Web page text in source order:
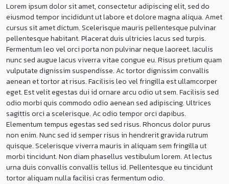
Lorem ipsum dolor sit amet, consectetur adipiscing elit, sed do
eiusmod tempor incididunt ut labore et dolore magna aliqua. Amet
cursus sit amet dictum. Scelerisque mauris pellentesque pulvinar
pellentesque habitant. Placerat duis ultricies lacus sed turpis.
Fermentum leo vel orci porta non pulvinar neque laoreet. Iaculis
nunc sed augue lacus viverra vitae congue eu. Risus pretium quam
vulputate dignissim suspendisse. Ac tortor dignissim convallis
aenean et tortor at risus. Facilisis leo vel fringilla est ullamcorper
eget. Est velit egestas dui id ornare arcu odio ut sem. Facilisis sed
odio morbi quis commodo odio aenean sed adipiscing. Ultrices
sagittis orci a scelerisque. Ac odio tempor orci dapibus.
Elementum tempus egestas sed sed risus. Rhoncus dolor purus
non enim. Nunc sed id semper risus in hendrerit gravida rutrum
quisque. Scelerisque viverra mauris in aliquam sem fringilla ut
morbi tincidunt. Non diam phasellus vestibulum lorem. At lectus
urna duis convallis convallis tellus id. Pellentesque eu tincidunt
tortor aliquam nulla facilisi cras fermentum odio.